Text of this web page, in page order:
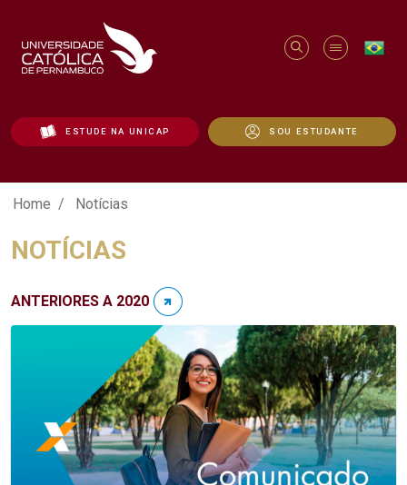
ESTUDE NA UNICAP SOU ESTUDANTE
Notícias - Unicap
Home Notícias
NOTÍCIAS
ANTERIORES A 2020